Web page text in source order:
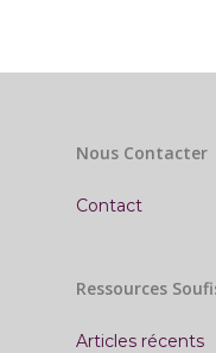
Nous Contacter
Contact
Ressources
Articles récents